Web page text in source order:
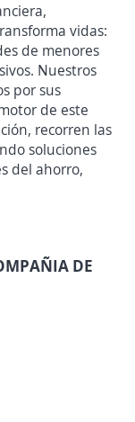
vidas:
de menores
Nuestros
por sus
de este
recorren las
soluciones
del ahorro,
DE